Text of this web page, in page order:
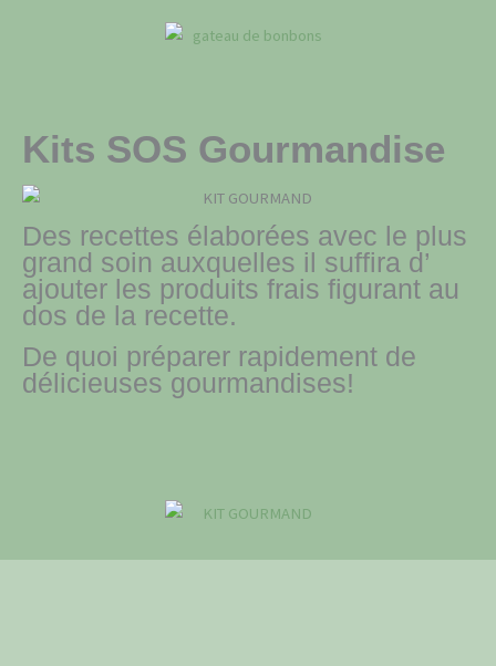
Kits SOS Gourmandise
Des recettes élaborées avec le plus
grand soin auxquelles il suffira d’
ajouter les produits frais figurant au
dos de la recette.
De quoi préparer rapidement de
délicieuses gourmandises!